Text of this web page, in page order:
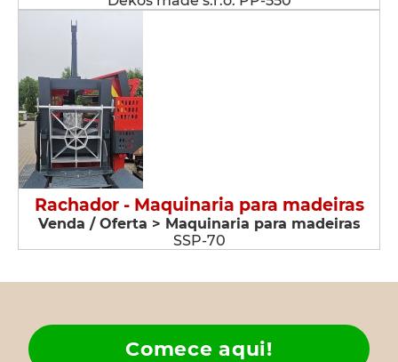
Rachador - Maquinaria para madeiras
Venda / Oferta > Maquinaria para madeiras
SSP-70
Comece aqui!